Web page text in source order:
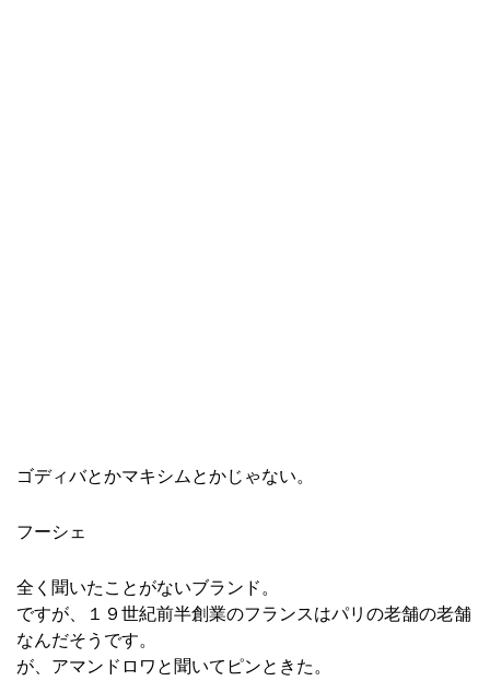
ゴディバとかマキシムとかじゃない。
フーシェ
全く聞いたことがないブランド。
ですが、１９世紀前半創業のフランスはパリの老舗の老舗
なんだそうです。
が、アマンドロワと聞いてピンときた。